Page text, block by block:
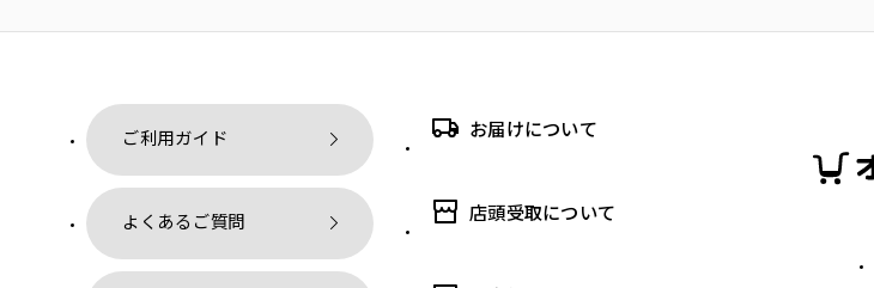
ご利用ガイド
よくあるご質問
お届けについて
店頭受取について